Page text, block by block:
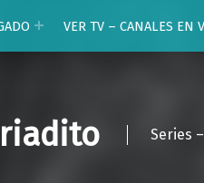
VER TV – CANALES EN
Series